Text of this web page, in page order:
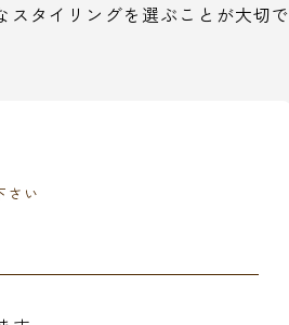
タイリングを選ぶことが大切で
さい